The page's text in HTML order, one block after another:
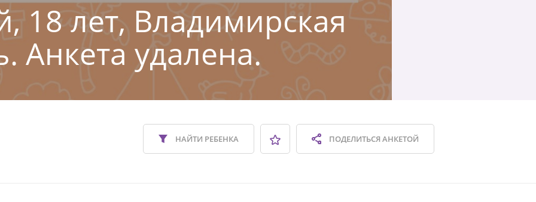
18 лет, Владимирская
Анкета удалена.
ПОДЕЛИТЬСЯАНКЕТОЙ
НАЙТИ РЕБЕНКА